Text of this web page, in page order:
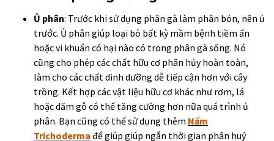
Ủ phân: Trước khi sử dụng phân gà làm phân bón, nên ủ
trước. Ủ phân giúp loại bỏ bất kỳ mầm bệnh tiềm ẩn
hoặc vi khuẩn có hại nào có trong phân gà sống. Nó
cũng cho phép các chất hữu cơ phân hủy hoàn toàn,
làm cho các chất dinh dưỡng dễ tiếp cận hơn với cây
trồng. Kết hợp các vật liệu hữu cơ khác như rơm, lá
hoặc dăm gỗ có thể tăng cường hơn nữa quá trình ủ
phân. Bạn cũng có thể sử dụng thêm Nấm
Trichoderma để giúp giúp ngắn thời gian phân huỷ